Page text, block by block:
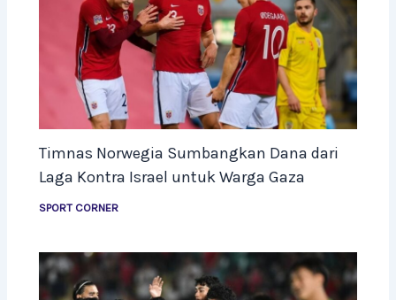
Timnas Norwegia Sumbangkan Dana dari
Laga Kontra Israel untuk Warga Gaza
SPORT CORNER